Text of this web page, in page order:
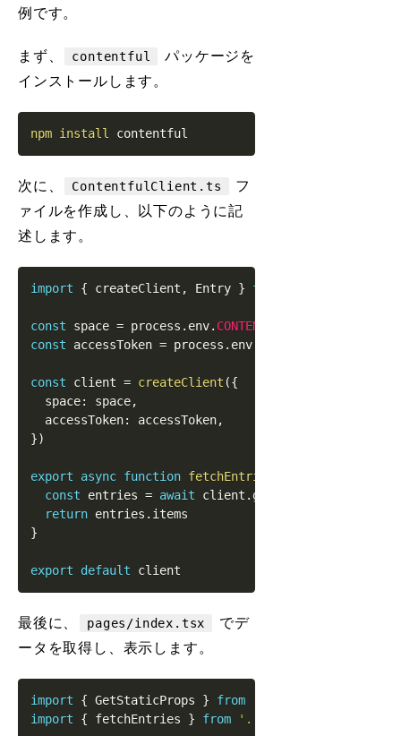
例です。
まず、 contentful
パッケージを
インストールします。
npm install
次に、 ContentfulClient.ts
フ
ァイルを作成し、以下のように記
述します。
import { createClient , Entry } from
const space = process . env. CONTENTFUL_SPACE_ID
const accessToken = process . env
const client = createClient ({
  space
: space,
  accessToken
: accessToken,
})
export async function fetchEntries
const entries = await client . getEntries
return entries . items
}
export default
最後に、 pages/index.tsx
でデ
ータを取得し、表示します。
import { GetStaticProps } from
import
{ fetchEntries } from '../lib/